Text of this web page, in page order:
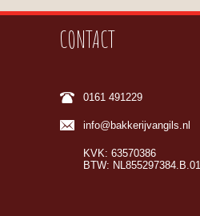
CONTACT
0161 491229
info@bakkerijvangils.nl
KVK: 63570386
BTW: NL855297384.B.01